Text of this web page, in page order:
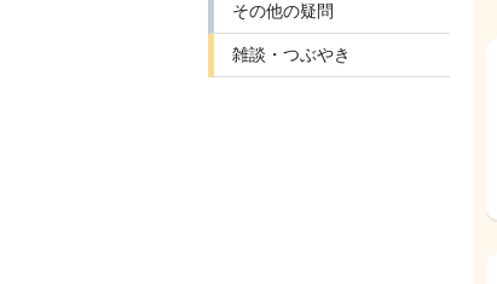
その他の疑問
雑談・つぶやき